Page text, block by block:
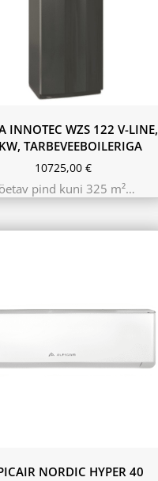
INNOTEC WZS 122 V-LINE,
TARBEVEEBOILERIGA
10725,00€
pind kuni 325 m²…
NORDIC HYPER 40